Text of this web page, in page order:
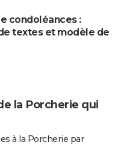
condoléances :
textes et modèle de
la Porcherie qui
à la Porcherie par